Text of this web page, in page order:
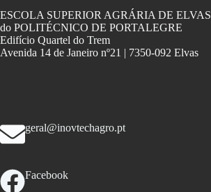
ESCOLA SUPERIOR AGRÁRIA DE ELVAS
do POLITÉCNICO DE PORTALEGRE
Edifício Quartel do Trem
Avenida 14 de Janeiro nº21 | 7350-092 Elvas
geral@inovtechagro.pt
Facebook